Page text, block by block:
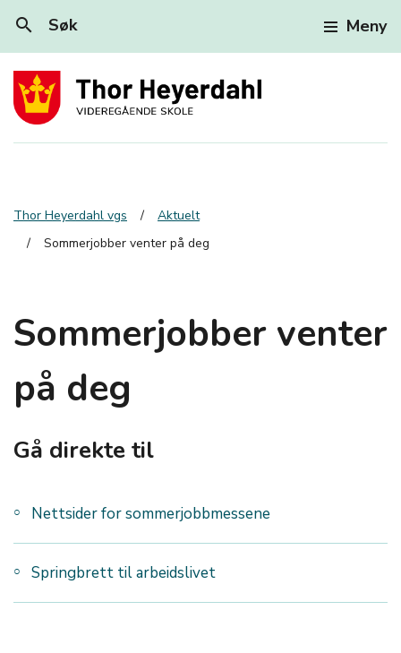
search Søk Meny
Thor Heyerdahl vgs
Aktuelt
Sommerjobber venter på deg
Sommerjobber venter
på deg
Gå direkte til
Nettsider for sommerjobbmessene
Springbrett til arbeidslivet